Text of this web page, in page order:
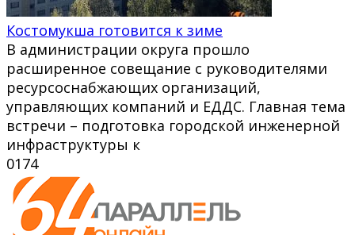
Костомукша готовится к зиме
В администрации округа прошло
расширенное совещание с руководителями
ресурсоснабжающих организаций,
управляющих компаний и ЕДДС. Главная тема
встречи – подготовка городской инженерной
инфраструктуры к
0174